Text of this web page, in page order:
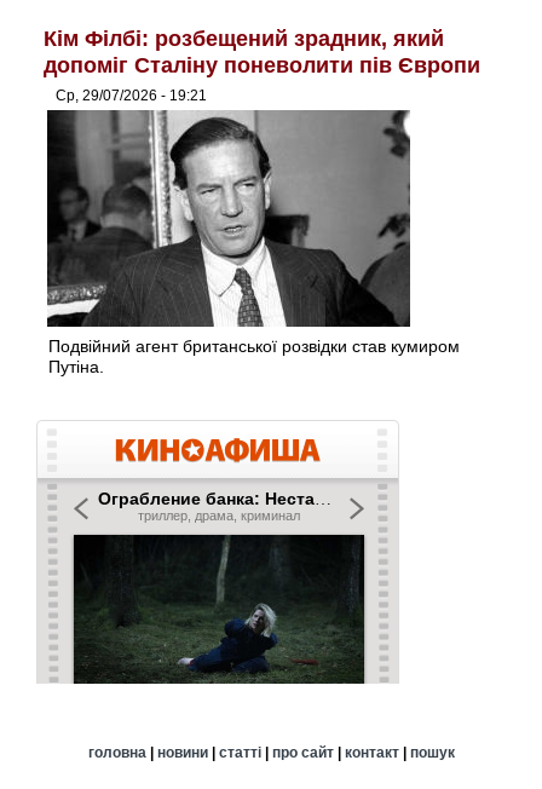
Кім Філбі: розбещений зрадник, який
допоміг Сталіну поневолити пів Європи
Ср, 29/07/2026 - 19:21
Подвійний агент британської розвідки став кумиром
Путіна.
головна| новини| статті| про сайт| контакт| пошук